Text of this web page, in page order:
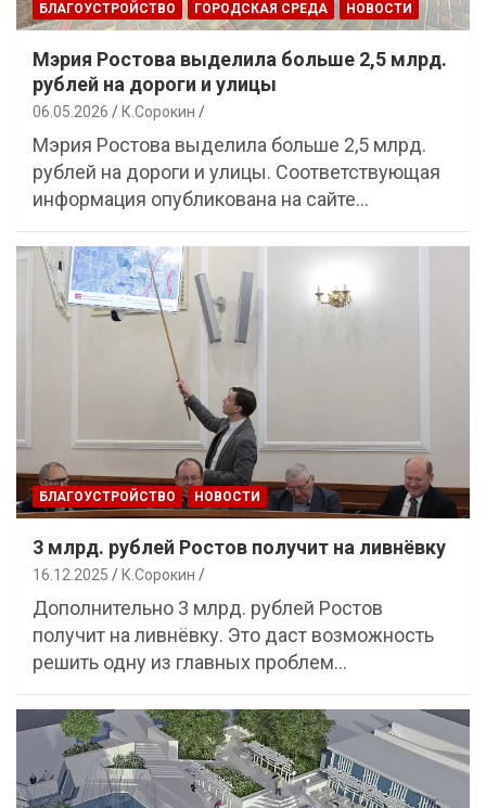
БЛАГОУСТРОЙСТВО ГОРОДСКАЯ СРЕДА НОВОСТИ
Мэрия Ростова выделила больше 2,5 млрд.
рублей на дороги и улицы
06.05.2026 К.Сорокин
Мэрия Ростова выделила больше 2,5 млрд.
рублей на дороги и улицы. Соответствующая
информация опубликована на сайте…
БЛАГОУСТРОЙСТВО НОВОСТИ
3 млрд. рублей Ростов получит на ливнёвку
16.12.2025 К.Сорокин
Дополнительно 3 млрд. рублей Ростов
получит на ливнёвку. Это даст возможность
решить одну из главных проблем…